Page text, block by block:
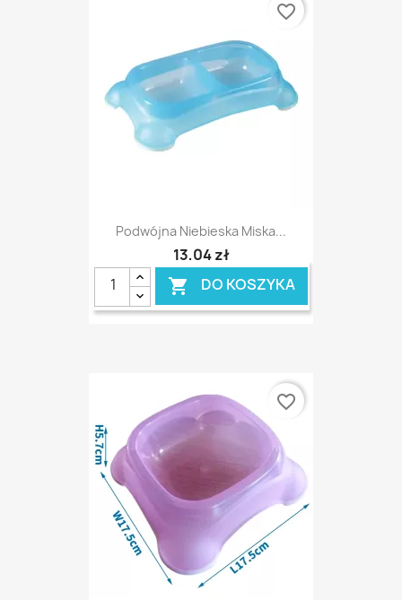
Podwójna Niebieska Miska...
13,04 zł
 DO KOSZYKA
favorite_border
favorite_border